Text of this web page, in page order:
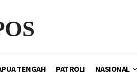
TENGAH PATROLI NASIONAL